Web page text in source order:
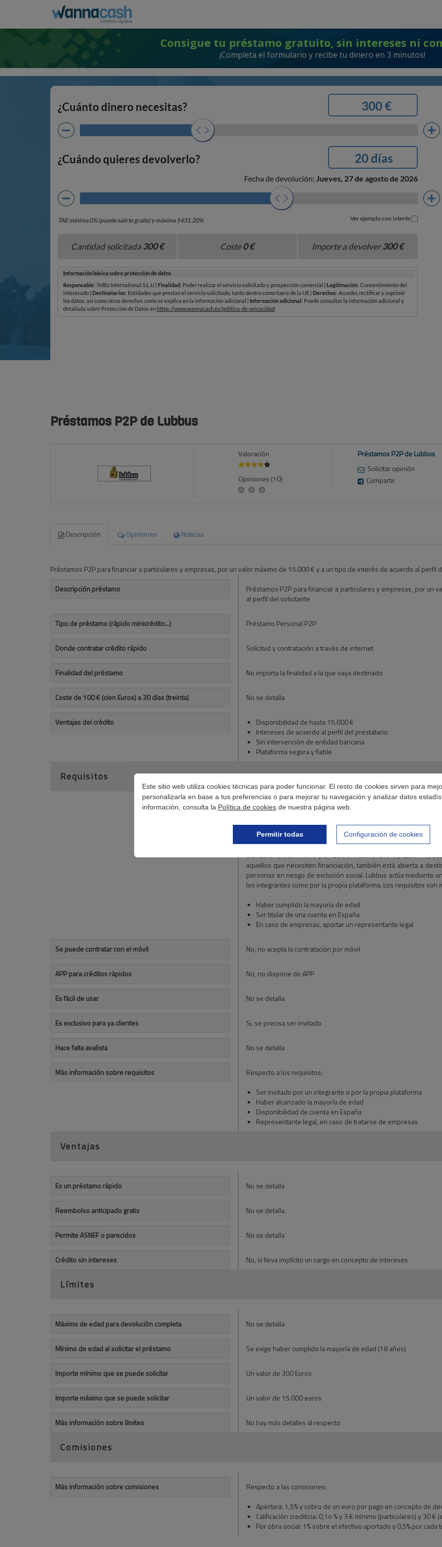
Este sitio web utiliza cookies técnicas para poder funcionar. El resto de cookies sirven para
personalizarla en base a tus preferencias o para mejorar tu navegación y analizar datos
información, consulta la Política de cookies de nuestra página web.
Permitir todas Configuración de cookies
Consigue tu préstamo gratuito, sin intereses ni
¡Completa el formulario y recibe tu dinero en 3 minutos!
Préstamos P2P de Lubbus
Valoración
Opiniones (10)
Préstamos P2P de Lubbus
Solicitar opinión
Compartir
Descripción Opiniones Noticias
Préstamos P2P para financiar a particulares y empresas, por un valor máximo de 15.000 € y a un tipo de interés de acuerdo al perfil
Descripción préstamo
Préstamos P2P para financiar a particulares y empresas, por un
al perfil del solicitante
Tipo de préstamo (rápido minicrédito...) Préstamo Personal P2P
Donde contratar crédito rápido Solicitud y contratación a través de internet
Finalidad del préstamo No importa la finalidad a la que vaya destinado
Coste de 100 € (cien Euros) a 30 días (treinta) No se detalla
Ventajas del crédito
Disponibilidad de hasta 15.000 €
Intereses de acuerdo al perfil del prestatario
Sin intervención de entidad bancaria
Plataforma segura y fiable
Requisitos
prestatarios mediante una plataforma segura y fiable. Se
beneficiadas, el inversor consigue una alta rentabilidad y el
conseguiría a través de un banco. El tipo de interés que se
siendo un5%el mínimo y un20%el máximo. Dicha plataforma,
aquellos que necesiten financiación, también está abierta a
personas en riesgo de exclusión social. Lubbus actúa mediante
los integrantes como por la propia plataforma. Los requisitos son
Haber cumplido la mayoría de edad
Ser titular de una cuenta en España
En caso de empresas, aportar un representante legal
Se puede contratar con el móvil No, no acepta la contratación por móvil
APP para créditos rápidos No, no dispone de APP
Es fácil de usar No se detalla
Es exclusivo para ya clientes Si, se precisa ser invitado
Hace falta avalista No se detalla
Más información sobre requisitos
Respecto a los requisitos:
Ser invitado por un integrante o por la propia plataforma
Haber alcanzado la mayoría de edad
Disponibilidad de cuenta en España
Representante legal, en caso de tratarse de empresas
Ventajas
Es un préstamo rápido No se detalla
Reembolso anticipado gratis No se detalla
Permite ASNEF o parecidos No se detalla
Crédito sin intereses No, si lleva implícito un cargo en concepto de intereses
Límites
Máximo de edad para devolución completa No se detalla
Mínimo de edad al solicitar el préstamo Se exige haber cumplido la mayoría de edad (18 años)
Importe mínimo que se puede solicitar Un valor de 300 Euros
Importe máximo que se puede solicitar Un valor de 15.000 euros
Más información sobre límites No hay más detalles al respecto
Comisiones
Más información sobre comisiones
Respecto a las comisiones:
Apertura: 1,5% y cobro de un euro por pago en concepto de
Calificación crediticia: 0,1o % y 3 € mínimo (particulares) y 30 €
Por obra social: 1% sobre el efectivo aportado y 0,5% por